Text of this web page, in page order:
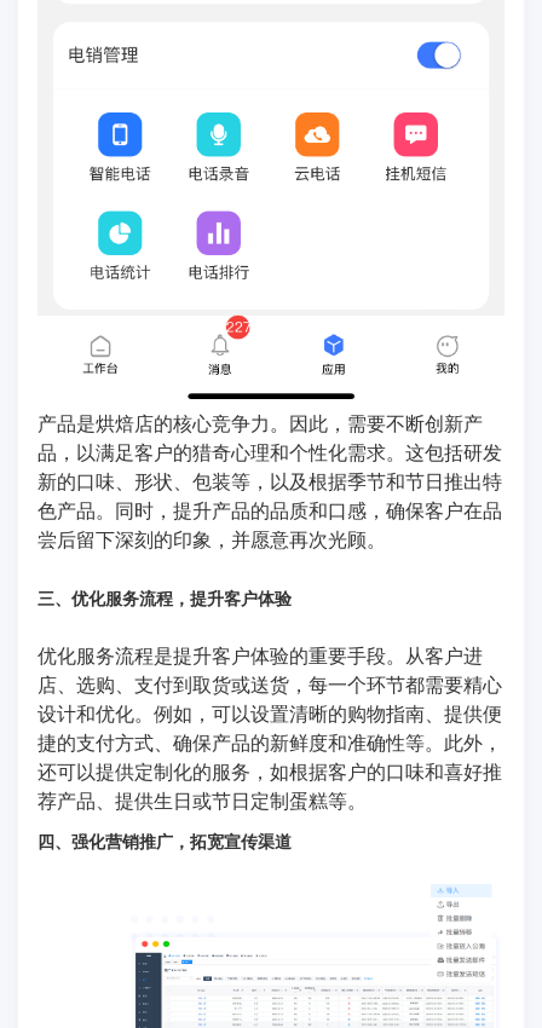
产品是烘焙店的核心竞争力。因此，需要不断创新产
品，以满足客户的猎奇心理和个性化需求。这包括研发
新的口味、形状、包装等，以及根据季节和节日推出特
色产品。同时，提升产品的品质和口感，确保客户在品
尝后留下深刻的印象，并愿意再次光顾。
三、优化服务流程，提升客户体验
优化服务流程是提升客户体验的重要手段。从客户进
店、选购、支付到取货或送货，每一个环节都需要精心
设计和优化。例如，可以设置清晰的购物指南、提供便
捷的支付方式、确保产品的新鲜度和准确性等。此外，
还可以提供定制化的服务，如根据客户的口味和喜好推
荐产品、提供生日或节日定制蛋糕等。
四、强化营销推广，拓宽宣传渠道